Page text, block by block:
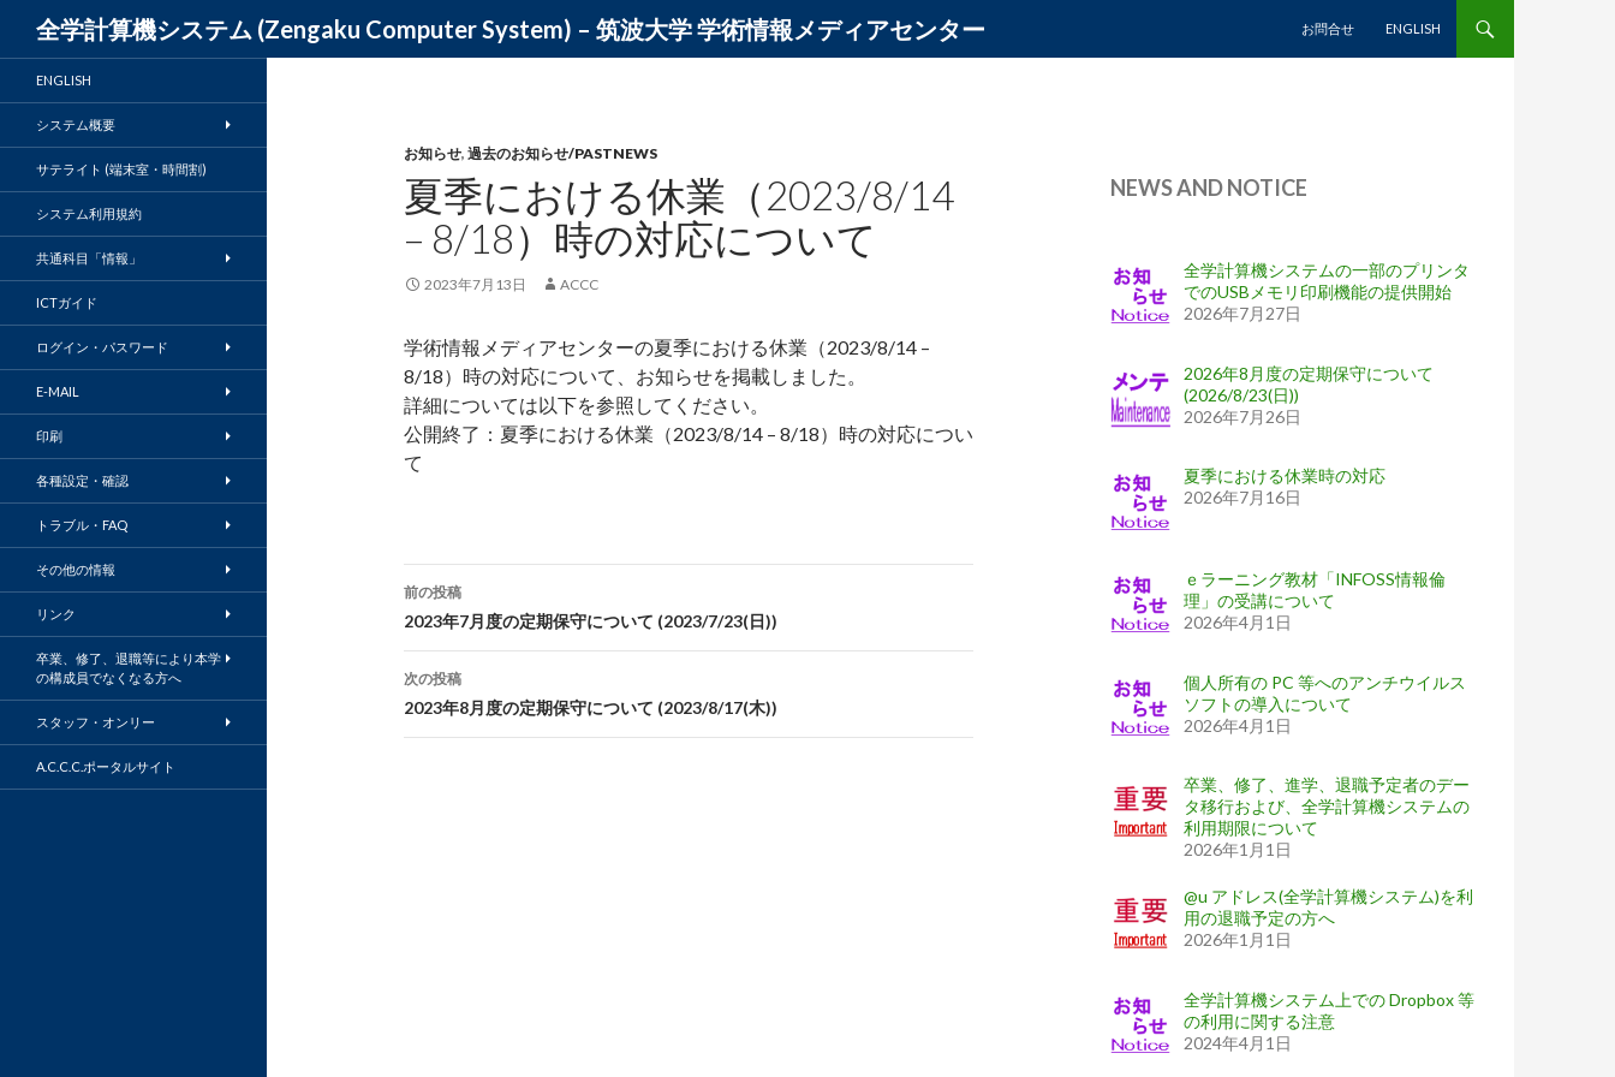
全学計算機システム (Zengaku Computer System) – 筑波大学 学術情報メディアセンター
お問合せ
ENGLISH
お知らせ, 過去のお知らせ/PASTNEWS
夏季における休業（2023/8/14
– 8/18）時の対応について
2023年7月13日 ACCC
学術情報メディアセンターの夏季における休業（2023/8/14 –
8/18）時の対応について、お知らせを掲載しました。
詳細については以下を参照してください。
公開終了：夏季における休業（2023/8/14 – 8/18）時の対応につい
て
投
稿
ナ
ビ
ゲ
前の投稿
2023年7月度の定期保守について (2023/7/23(日))
次の投稿
2023年8月度の定期保守について (2023/8/17(木))
NEWS AND NOTICE
全学計算機システムの一部のプリンタ
でのUSBメモリ印刷機能の提供開始
2026年7月27日
2026年8月度の定期保守について
(2026/8/23(日))
2026年7月26日
夏季における休業時の対応
2026年7月16日
ｅラーニング教材「INFOSS情報倫
理」の受講について
2026年4月1日
個人所有の PC 等へのアンチウイルス
ソフトの導入について
2026年4月1日
卒業、修了、進学、退職予定者のデー
タ移行および、全学計算機システムの
利用期限について
2026年1月1日
@u アドレス(全学計算機システム)を利
用の退職予定の方へ
2026年1月1日
全学計算機システム上での Dropbox 等
の利用に関する注意
2024年4月1日
ENGLISH
システム概要
サテライト (端末室・時間割)
システム利用規約
共通科目「情報」
ICTガイド
ログイン・パスワード
E-MAIL
印刷
各種設定・確認
トラブル・FAQ
その他の情報
リンク
卒業、修了、退職等により本学
の構成員でなくなる方へ
スタッフ・オンリー
A.C.C.C.ポータルサイト